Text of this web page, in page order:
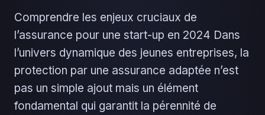
Comprendre les enjeux cruciaux de
l’assurance pour une start-up en 2024 Dans
l’univers dynamique des jeunes entreprises, la
protection par une assurance adaptée n’est
pas un simple ajout mais un élément
fondamental qui garantit la pérennité de